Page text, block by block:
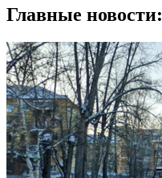
Главные новости: